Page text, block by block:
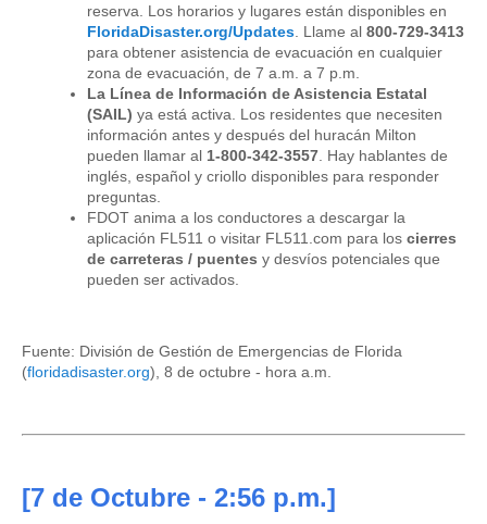
reserva. Los horarios y lugares están disponibles en
FloridaDisaster.org/Updates . Llame al 800-729-3413
para obtener asistencia de evacuación en cualquier
zona de evacuación, de 7 a.m. a 7 p.m.
La Línea de Información de Asistencia Estatal
(SAIL) ya está activa. Los residentes que necesiten
información antes y después del huracán Milton
pueden llamar al 1-800-342-3557 . Hay hablantes de
inglés, español y criollo disponibles para responder
preguntas.
FDOT anima a los conductores a descargar la
aplicación FL511 o visitar FL511.com para los cierres
de carreteras / puentes y desvíos potenciales que
pueden ser activados.
Fuente: División de Gestión de Emergencias de Florida
(floridadisaster.org), 8 de octubre - hora a.m.
[7 de Octubre - 2:56 p.m.]